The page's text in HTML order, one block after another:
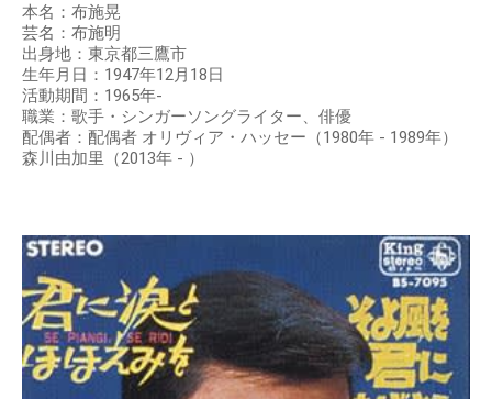
本名：布施晃
芸名：布施明
出身地：東京都三鷹市
生年月日：1947年12月18日
活動期間：1965年-
職業：歌手・シンガーソングライター、俳優
配偶者：配偶者 オリヴィア・ハッセー（1980年 - 1989年）
森川由加里（2013年 - ）